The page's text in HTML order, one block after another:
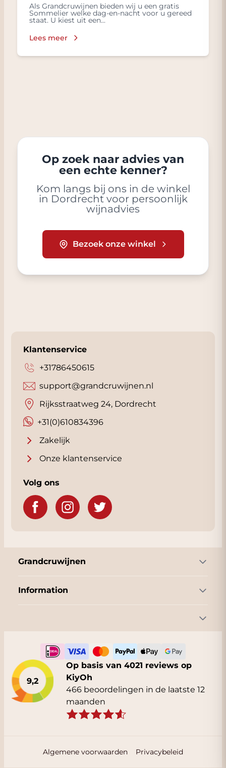
Als Grandcruwijnen bieden wij u een gratis
Sommelier welke dag-en-nacht voor u gereed
staat. U kiest uit een...
Lees meer
Op zoek naar advies van
een echte kenner?
Kom langs bij ons in de winkel
in Dordrecht voor persoonlijk
wijnadvies
Bezoek onze winkel
Klantenservice
+31786450615
+31(0)610834396
support@grandcruwijnen.nl
Rijksstraatweg 24, Dordrecht
Zakelijk
Onze klantenservice
Volg ons
Grandcruwijnen
Information
9,2
Op basis van 4021 reviews op
KiyOh
466 beoordelingen in de laatste 12
maanden
Algemene voorwaarden Privacybeleid